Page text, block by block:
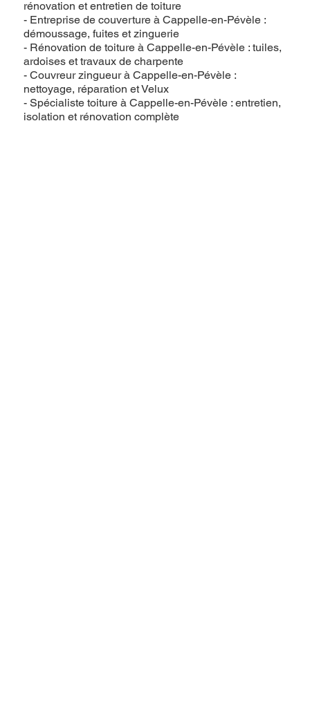
rénovation et entretien de toiture
- Entreprise de couverture à Cappelle-en-Pévèle :
démoussage, fuites et zinguerie
- Rénovation de toiture à Cappelle-en-Pévèle : tuiles,
ardoises et travaux de charpente
- Couvreur zingueur à Cappelle-en-Pévèle :
nettoyage, réparation et Velux
- Spécialiste toiture à Cappelle-en-Pévèle : entretien,
isolation et rénovation complète